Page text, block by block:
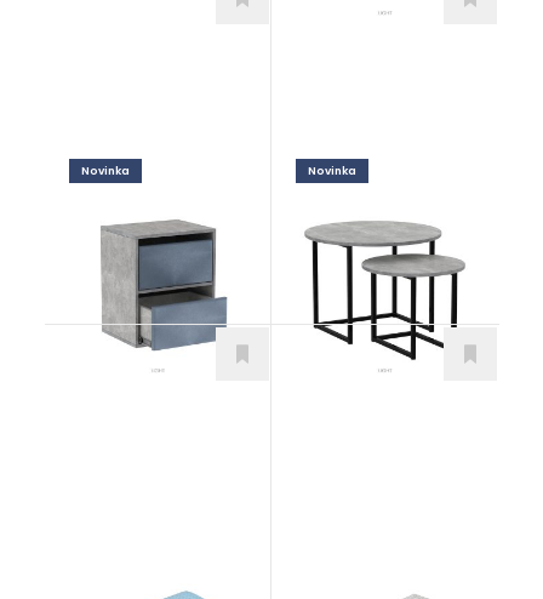
Novinka
Nimo
Doplnky
Novinka
Ana a Anita
Doplnky